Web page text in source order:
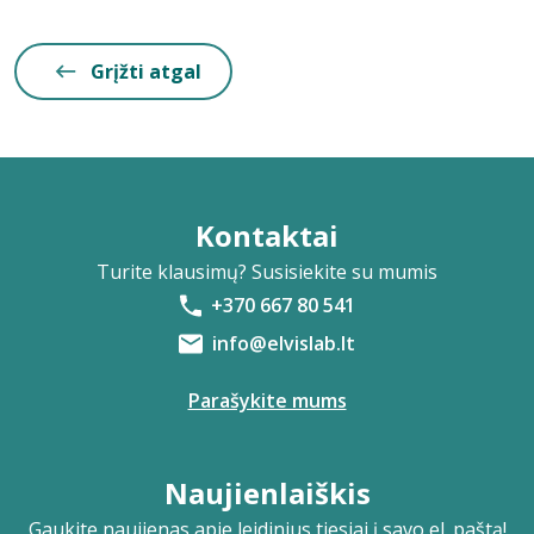
Grįžti atgal
Kontaktai
Turite klausimų? Susisiekite su mumis
+370 667 80 541
info@elvislab.lt
Parašykite mums
Naujienlaiškis